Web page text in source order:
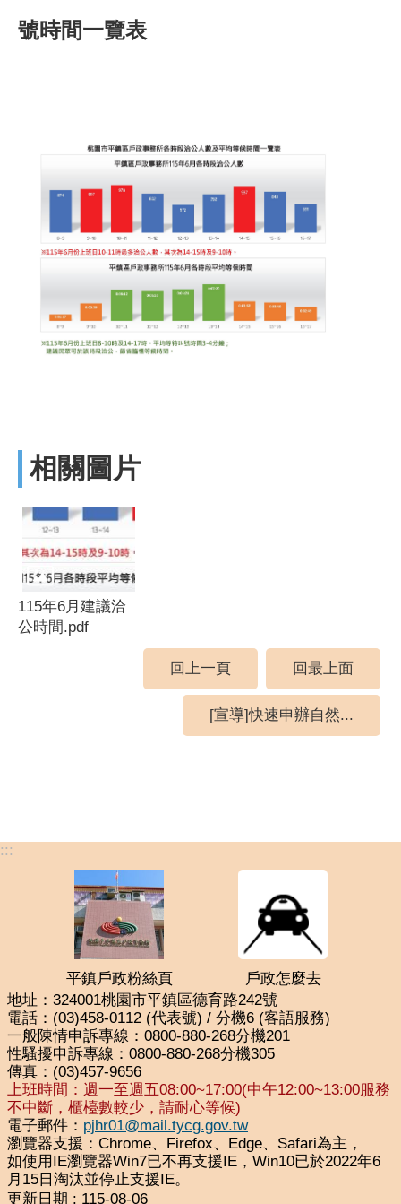
號時間一覽表
相關圖片
115年6月建議洽
公時間.pdf
回上一頁 回最上面
[宣導]快速申辦自然...
:::
平鎮戶政粉絲頁
戶政怎麼去
地址：324001桃園市平鎮區德育路242號
電話：(03)458-0112 (代表號) / 分機6 (客語服務)
一般陳情申訴專線：0800-880-268分機201
性騷擾申訴專線：0800-880-268分機305
傳真：(03)457-9656
上班時間：週一至週五08:00~17:00(中午12:00~13:00服務
不中斷，櫃檯數較少，請耐心等候)
電子郵件： pjhr01@mail.tycg.gov.tw
瀏覽器支援：Chrome、Firefox、Edge、Safari為主，
如使用IE瀏覽器Win7已不再支援IE，Win10已於2022年6
月15日淘汰並停止支援IE。
更新日期
115-08-06